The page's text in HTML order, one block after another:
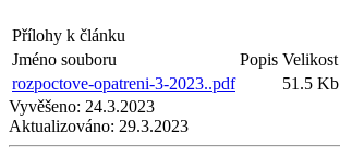
Přílohy k článku
Jméno souboru
Popis Velikost
rozpoctove-opatreni-3-2023..pdf
51.5 Kb
Vyvěšeno: 24.3.2023
Aktualizováno: 29.3.2023